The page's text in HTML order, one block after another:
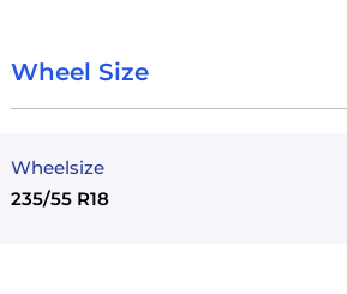
Wheel Size
Wheelsize
235/55 R18